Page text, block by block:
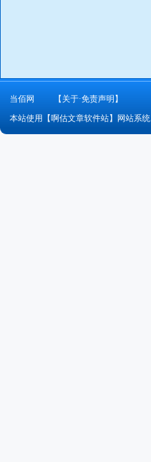
当佰网
【关于·免责声明】
本站使用【啊估文章软件站】网站系统